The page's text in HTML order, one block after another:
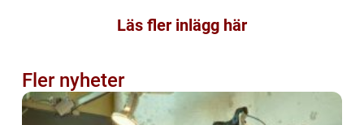
Läs fler inlägg här
Fler nyheter